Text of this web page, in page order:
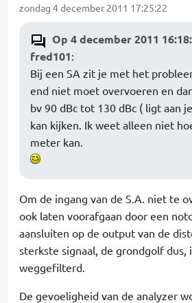
zondag 4 december 2011 17:25:22
Op 4 december 2011
fred101:
Bij een SA zit je met het
end niet moet overvoeren en
bv 90 dBc tot 130 dBc ( ligt aan
kan kijken. Ik weet alleen niet
meter kan.
Om de ingang van de S.A. niet te
ook laten voorafgaan door een
aansluiten op de output van de
sterkste signaal, de grondgolf dus,
weggefilterd.
De gevoeligheid van de analyzer